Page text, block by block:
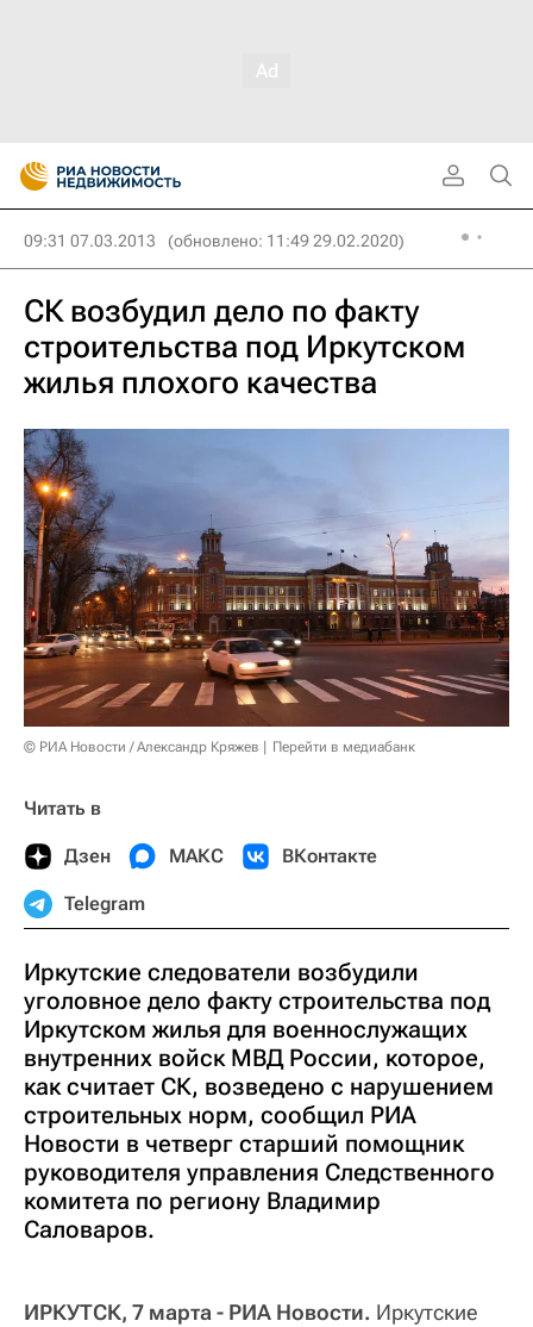
09:31 07.03.2013 (обновлено: 11:49 29.02.2020)
СК возбудил дело по факту
строительства под Иркутском
жилья плохого качества
© РИА Новости / Александр Кряжев Перейти в медиабанк
Читать в
Дзен МАКС ВКонтакте
Telegram
Иркутские следователи возбудили
уголовное дело факту строительства под
Иркутском жилья для военнослужащих
внутренних войск МВД России, которое,
как считает СК, возведено с нарушением
строительных норм, сообщил РИА
Новости в четверг старший помощник
руководителя управления Следственного
комитета по региону Владимир
Саловаров.
ИРКУТСК, 7 марта - РИА Новости. Иркутские